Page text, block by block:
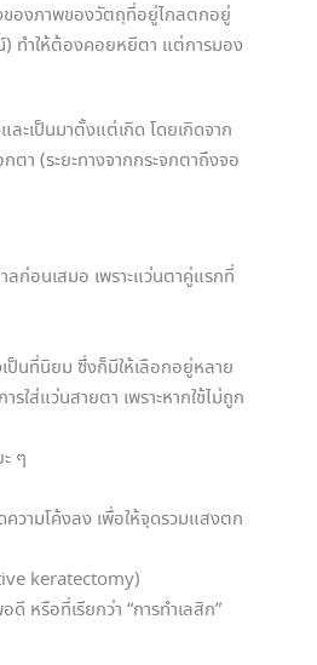
ของภาพของวัตถุที่อยู่ไกลตกอยู่
) ทำให้ต้องคอยหยีตา แต่การมอง
ป็นมาตั้งแต่เกิด โดยเกิดจาก
า (ระยะทางจากกระจกตาถึงจอ
ก่อนเสมอ เพราะแว่นตาคู่แรกที่
ป็นที่นิยม ซึ่งก็มีให้เลือกอยู่หลาย
ใส่แว่นสายตา เพราะหากใช้ไม่ถูก
ๆ
วามโค้งลง เพื่อให้จุดรวมแสงตก
keratectomy)
หรือที่เรียกว่า “การทำเลสิก”